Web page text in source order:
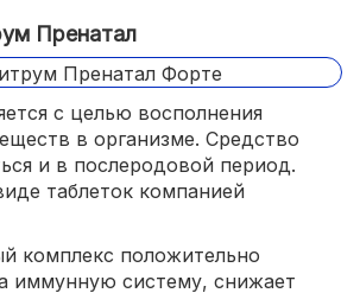
Пренатал
с целью восполнения
в организме. Средство
и в послеродовой период.
таблеток компанией
комплекс положительно
иммунную систему, снижает